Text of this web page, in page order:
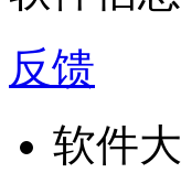
反馈
软件